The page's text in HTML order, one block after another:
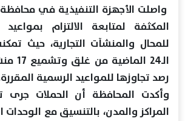
واصلت الأجهزة التنفيذية في محافظة
المكثفة لمتابعة الالتزام
للمحال والمنشآت التجارية، حيث
الـ24
رصد تجاوزها للمواعيد الرسمية
وأكدت المحافظة أن الحملات جرى
المراكز والمدن، بالتنسيق مع الوحدات